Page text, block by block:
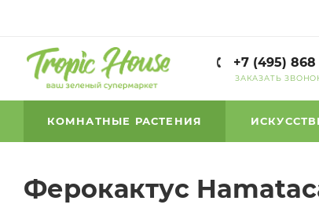
+7 (495) 868
ЗАКАЗАТЬ
КОМНАТНЫЕ РАСТЕНИЯ
Ферокактус